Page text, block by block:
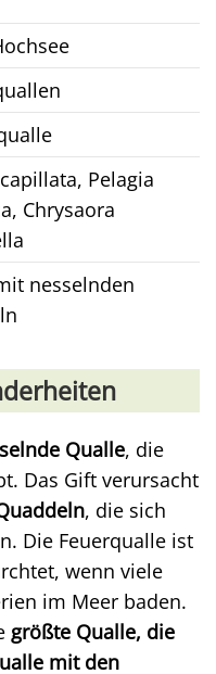
Pelagia
Chrysaora
nesselnden
Qualle, die
Das Gift verursacht
, die sich
Die Feuerqualle ist
wenn viele
im Meer baden.
größte Qualle, die
mit den